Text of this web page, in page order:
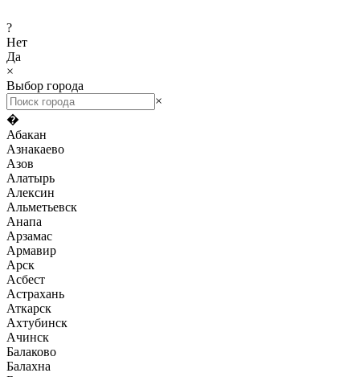
?
Нет
Да
×
Выбор города
×
�
Абакан
Азнакаево
Азов
Алатырь
Алексин
Альметьевск
Анапа
Арзамас
Армавир
Арск
Асбест
Астрахань
Аткарск
Ахтубинск
Ачинск
Балаково
Балахна